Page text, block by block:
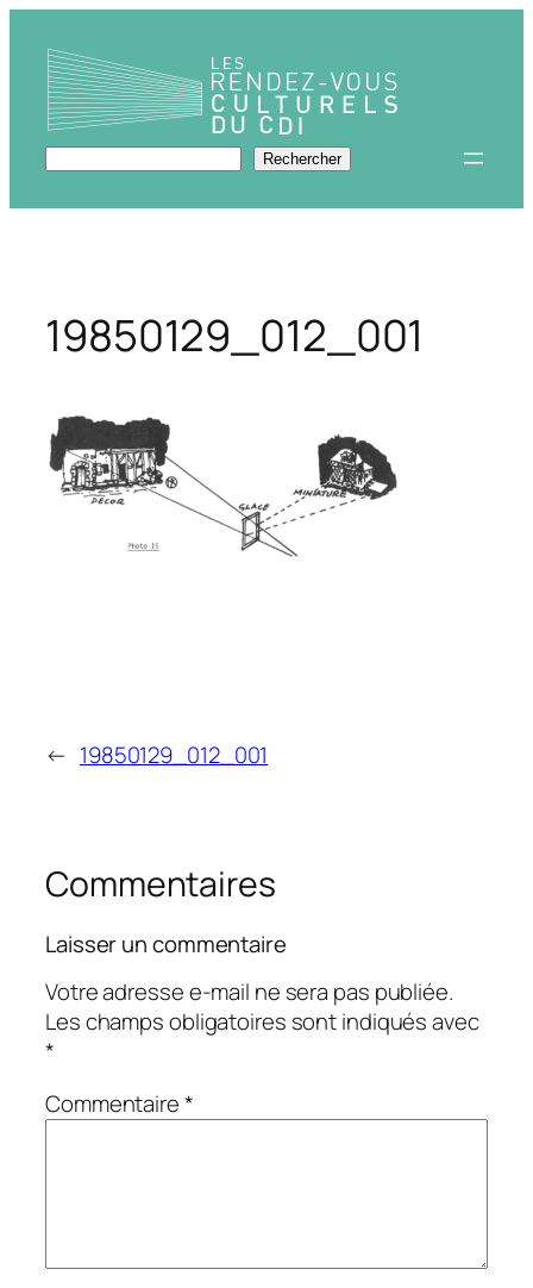
contenu
Rechercher Rechercher
19850129_012_001
← 19850129_012_001
Commentaires
Laisser un commentaire
Votre adresse e-mail ne sera pas publiée.
Les champs obligatoires sont indiqués avec
*
Commentaire*